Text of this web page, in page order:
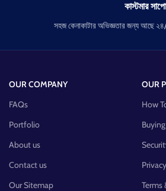
কাস্টমার
সহজ কেনাকাটার অভিজ্ঞতার জন্য আছে ২৪/
OUR COMPANY
FAQs
Portfolio
About us
Contact us
Our Sitemap
OUR
How
Terms